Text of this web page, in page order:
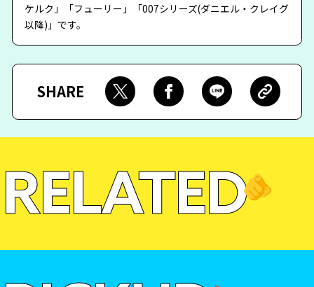
ケルク」「フューリー」「007シリーズ(ダニエル・クレイグ
以降)」です。
SHARE
RELATED🫵